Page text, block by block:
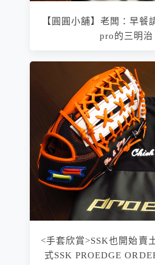
【圓圓小舖】老闆：早餐
pro的三明治
<手套欣賞>SSK也開始賣
式SSK PROEDGE